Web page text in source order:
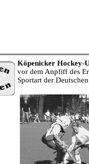
Köpenicker Hockey-
vor dem Anpfiff des
Sportart der